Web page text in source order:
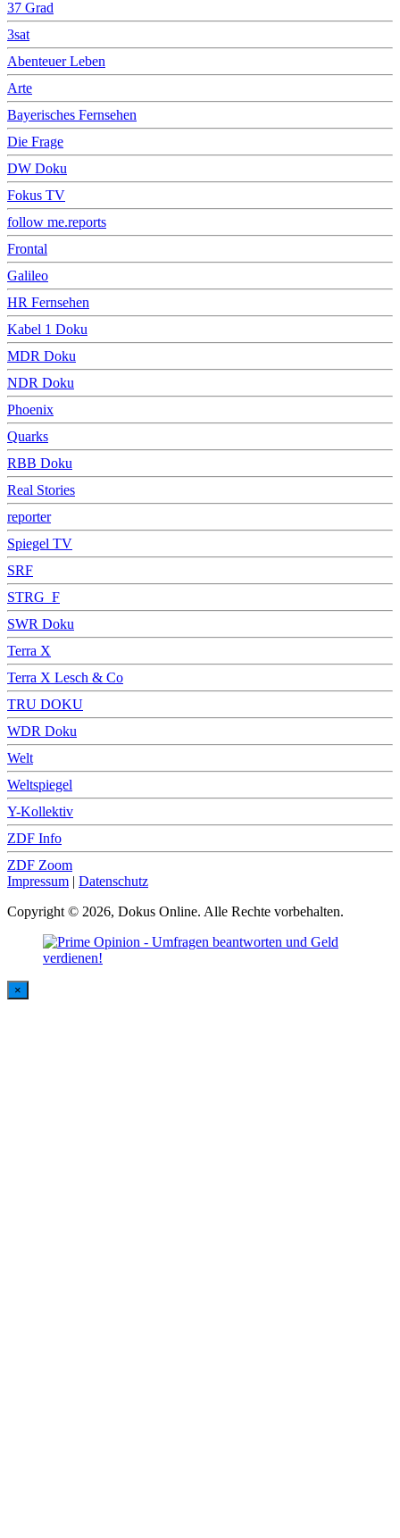
37 Grad
3sat
Abenteuer Leben
Arte
Bayerisches Fernsehen
Die Frage
DW Doku
Fokus TV
follow me.reports
Frontal
Galileo
HR Fernsehen
Kabel 1 Doku
MDR Doku
NDR Doku
Phoenix
Quarks
RBB Doku
Real Stories
reporter
Spiegel TV
SRF
STRG_F
SWR Doku
Terra X
Terra X Lesch & Co
TRU DOKU
WDR Doku
Welt
Weltspiegel
Y-Kollektiv
ZDF Info
ZDF Zoom
Impressum | Datenschutz
Copyright © 2026, Dokus Online. Alle Rechte vorbehalten.
×